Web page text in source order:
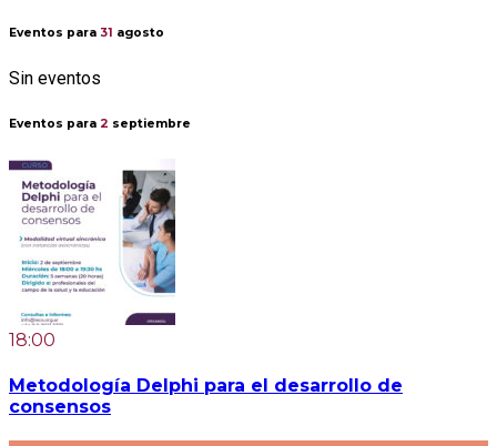
Eventos para 31 agosto
Sin eventos
Eventos para 2 septiembre
18:00
Metodología Delphi para el desarrollo de
consensos